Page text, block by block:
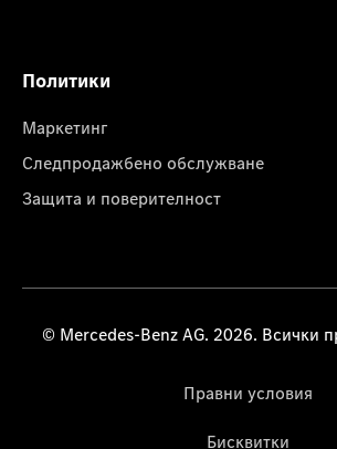
Политики
Маркетинг
Следпродажбено обслужване
Защита и поверителност
© Mercedes-Benz AG. 2026. Всички
Правни условия
Бисквитки